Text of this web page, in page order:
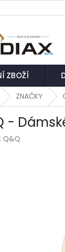
ZBOŽÍ
ZNAČKY
-
Q&Q